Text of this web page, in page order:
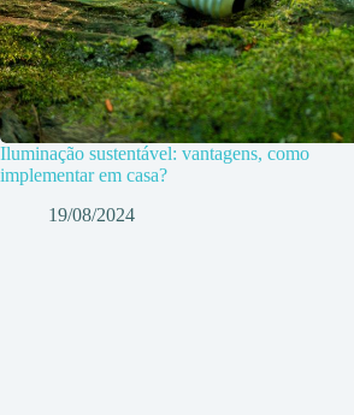
Iluminação sustentável: vantagens, como
implementar em casa?
19/08/2024